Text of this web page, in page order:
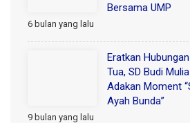
Bersama UMP
6 bulan yang lalu
Eratkan
Tua, SD Budi
Adakan Moment
Ayah Bunda”
9 bulan yang lalu